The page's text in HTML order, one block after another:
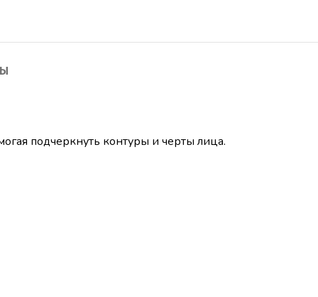
подчеркнуть контуры и черты лица.